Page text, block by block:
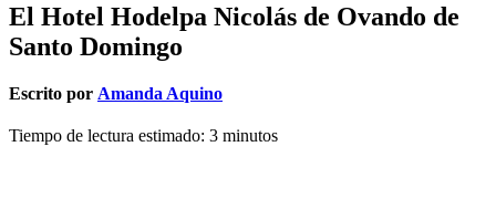
El Hotel Hodelpa Nicolás de Ovando de
Santo Domingo
Escrito por Amanda Aquino
Tiempo de lectura estimado: 3 minutos